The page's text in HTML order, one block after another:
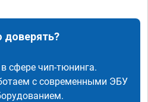
сфере чип-тюнинга.
с современными ЭБУ